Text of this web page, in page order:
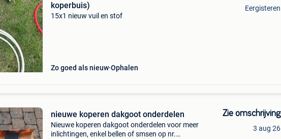
koperbuis)
15x1 nieuw vuil en stof
Zo goed als nieuw Ophalen
Eergisteren
nieuwe koperen dakgoot onderdelen
Nieuwe koperen dakgoot onderdelen voor meer
inlichtingen, enkel bellen of smsen op nr.
Zie omschrijving
3 aug 26